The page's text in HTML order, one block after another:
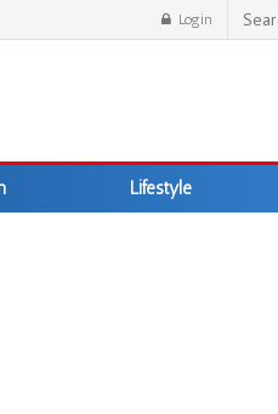
Login
Lifestyle